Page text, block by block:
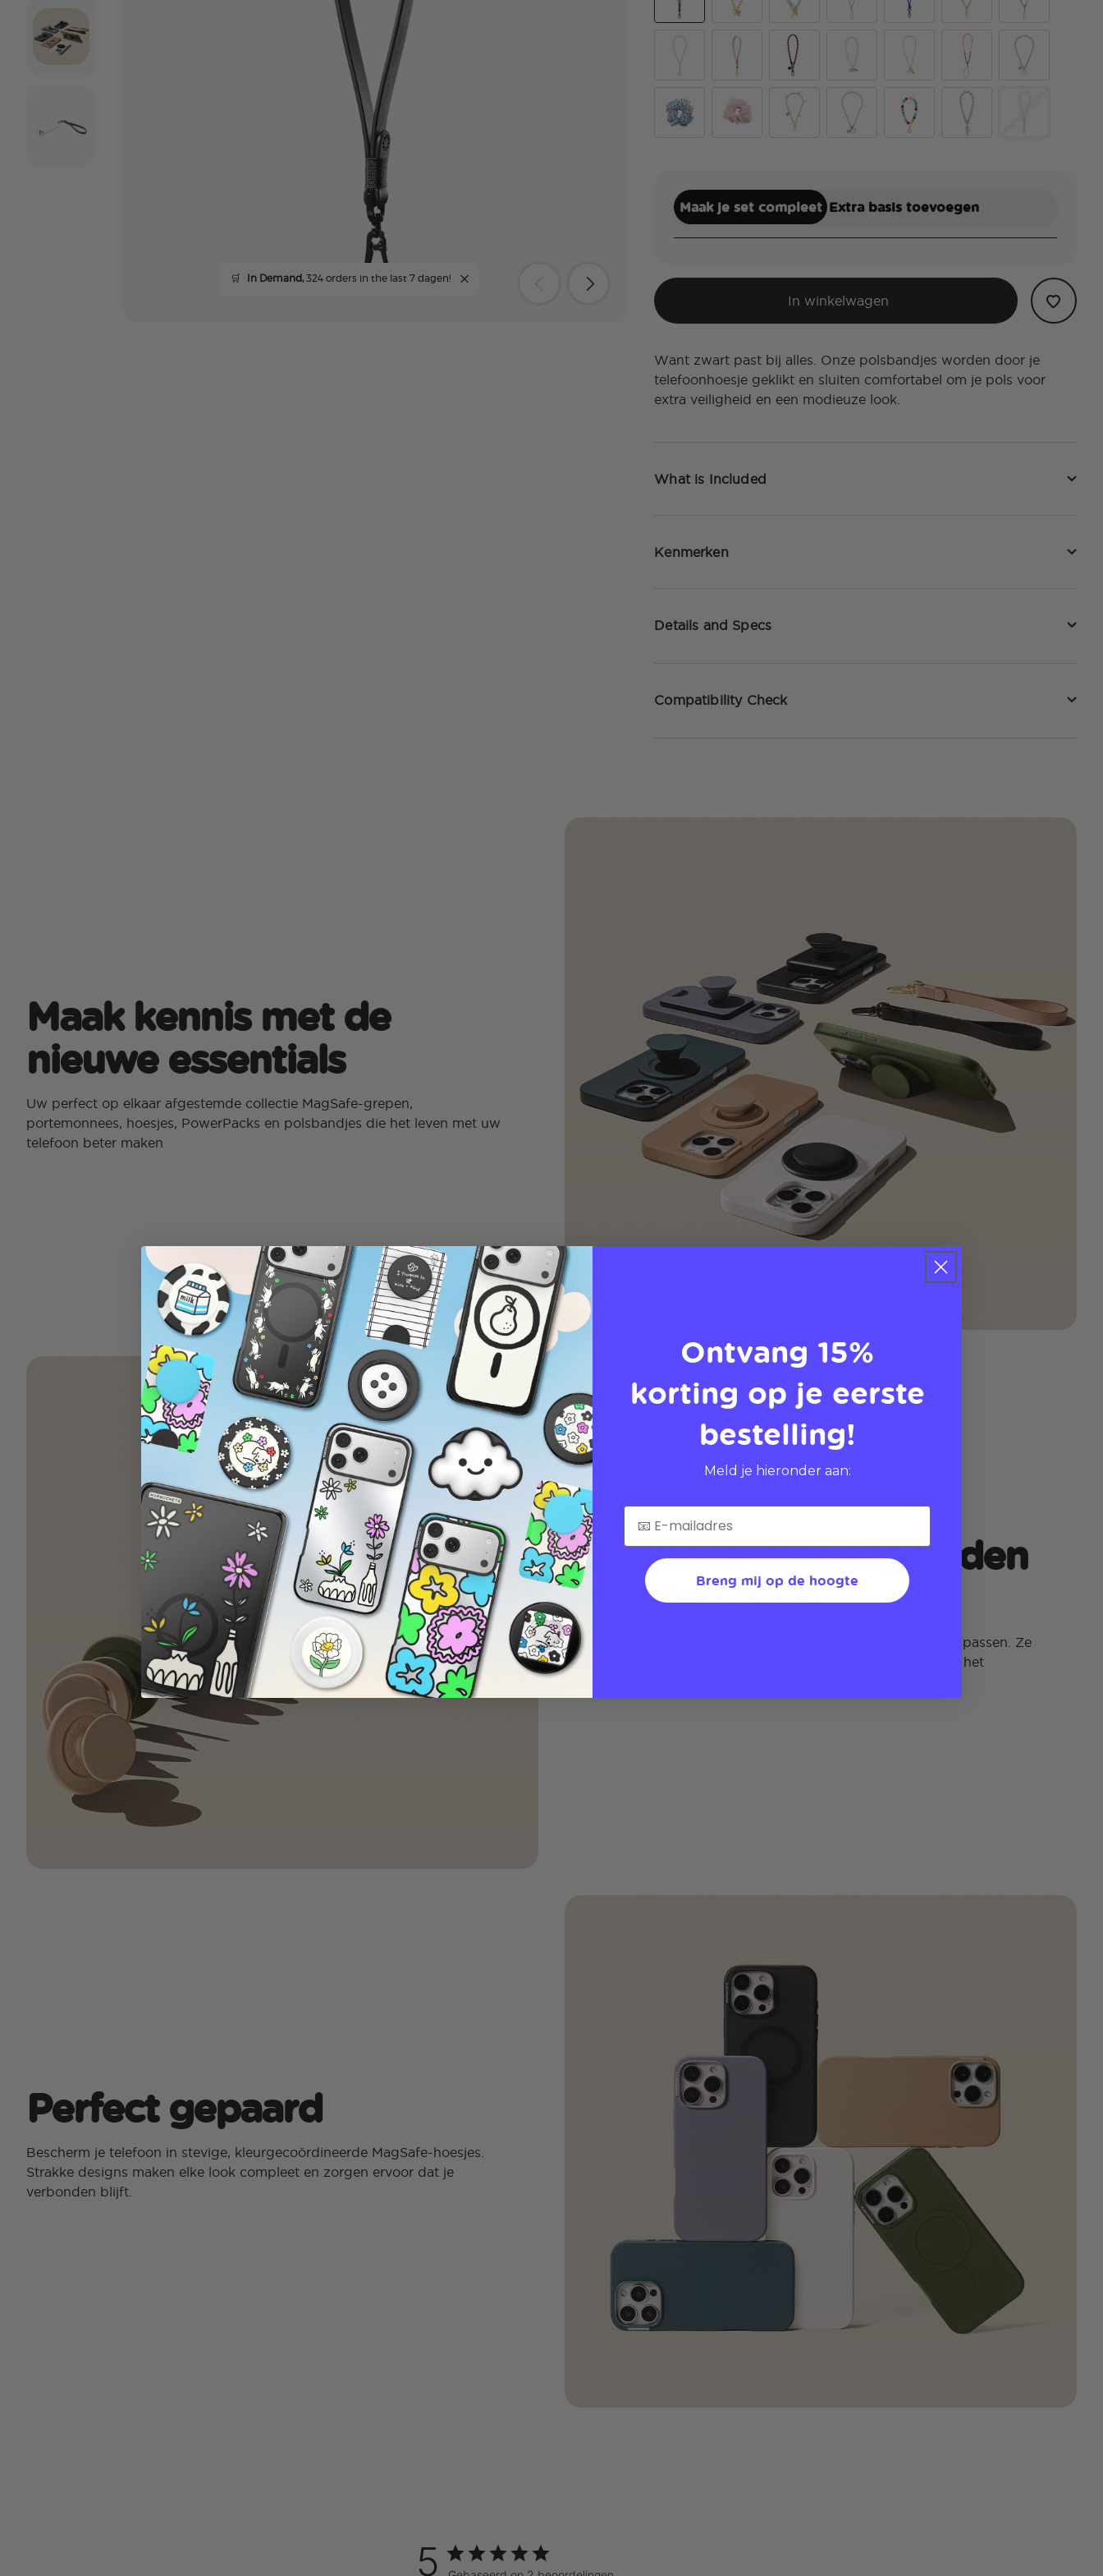
🛒 In Demand,324 orders in the last 7 dagen!
Maak je set compleet Extra basis toevoegen
In winkelwagen
Want zwart past bij alles. Onze polsbandjes worden door je
telefoonhoesje geklikt en sluiten comfortabel om je pols voor
extra veiligheid en een modieuze look.
What is Included
Kenmerken
Details and Specs
Compatibility Check
Maak kennis met de
nieuwe essentials
Uw perfect op elkaar afgestemde collectie MagSafe-grepen,
portemonnees, hoesjes, PowerPacks en polsbandjes die het leven met uw
telefoon beter maken
Eindeloze mogelijkheden
wachten op je
Klik naadloos in stijl met MagSafe-grepen die bij je stemming passen. Ze
zijn ontworpen voor eenvoudige verwisselbaarheid en maken het
Perfect gepaard
Bescherm je telefoon in stevige, kleurgecoördineerde MagSafe-hoesjes.
Strakke designs maken elke look compleet en zorgen ervoor dat je
verbonden blijft.
5
Ontvang 15%
korting op je eerste
bestelling!
Meld je hieronder aan:
Breng mij op de hoogte